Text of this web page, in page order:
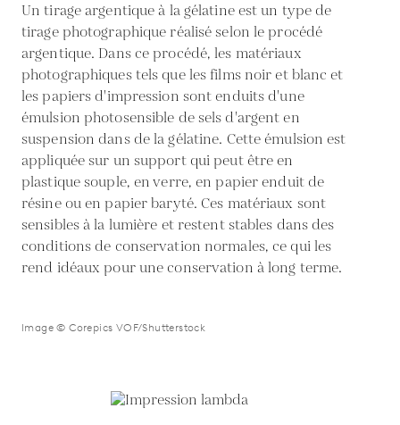
Un tirage argentique à la gélatine est un type de
tirage photographique réalisé selon le procédé
argentique. Dans ce procédé, les matériaux
photographiques tels que les films noir et blanc et
les papiers d'impression sont enduits d'une
émulsion photosensible de sels d'argent en
suspension dans de la gélatine. Cette émulsion est
appliquée sur un support qui peut être en
plastique souple, en verre, en papier enduit de
résine ou en papier baryté. Ces matériaux sont
sensibles à la lumière et restent stables dans des
conditions de conservation normales, ce qui les
rend idéaux pour une conservation à long terme.
Image © Corepics VOF/Shutterstock